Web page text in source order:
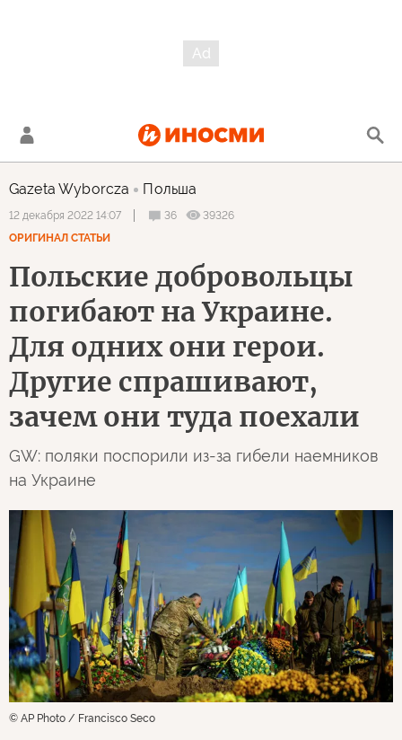
Gazeta Wyborcza Польша
12 декабря 2022 14:07 36
39326
ОРИГИНАЛ СТАТЬИ
Польские добровольцы
погибают на Украине.
Для одних они герои.
Другие спрашивают,
зачем они туда поехали
GW: поляки поспорили из-за гибели наемников
на Украине
© AP Photo / Francisco Seco